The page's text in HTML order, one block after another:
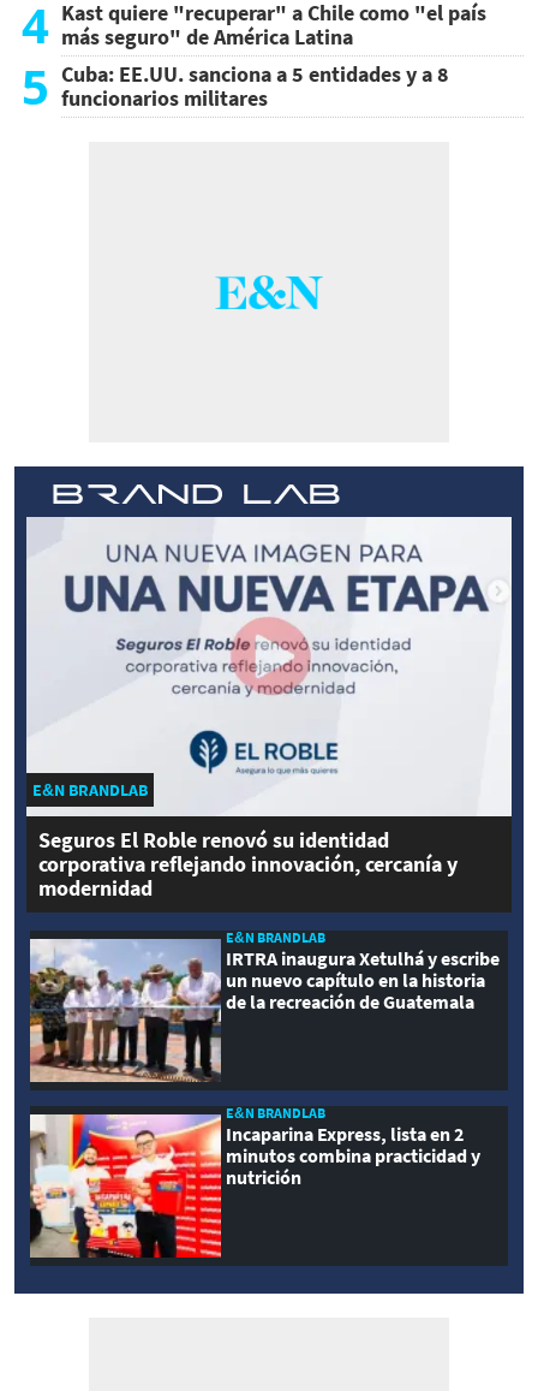
4 Kast quiere "recuperar" a Chile como "el país
más seguro" de América Latina
5 Cuba: EE.UU. sanciona a 5 entidades y a 8
funcionarios militares
E&N BRANDLAB
Seguros El Roble renovó su identidad
corporativa reflejando innovación, cercanía y
modernidad
E&N BRANDLAB
IRTRA inaugura Xetulhá y escribe
un nuevo capítulo en la historia
de la recreación de Guatemala
E&N BRANDLAB
Incaparina Express, lista en 2
minutos combina practicidad y
nutrición